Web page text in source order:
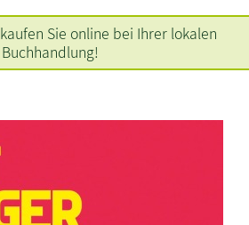
kaufen Sie online bei Ihrer lokalen
Buchhandlung!